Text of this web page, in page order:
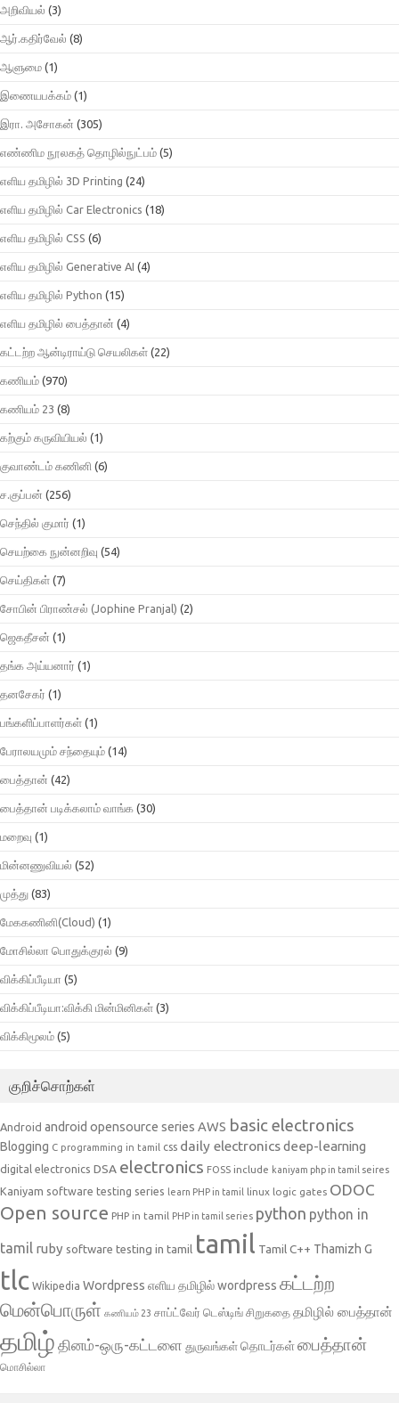
அறிவியல் (3)
ஆர்.கதிர்வேல் (8)
ஆளுமை (1)
இணையபக்கம் (1)
இரா. அசோகன் (305)
எண்ணிம நூலகத் தொழில்நுட்பம் (5)
எளிய தமிழில் 3D Printing (24)
எளிய தமிழில் Car Electronics (18)
எளிய தமிழில் CSS (6)
எளிய தமிழில் Generative AI (4)
எளிய தமிழில் Python (15)
எளிய தமிழில் பைத்தான் (4)
கட்டற்ற ஆன்டிராய்டு செயலிகள் (22)
கணியம் (970)
கணியம் 23 (8)
கற்கும் கருவியியல் (1)
குவாண்டம் கணினி (6)
ச.குப்பன் (256)
செந்தில் குமார் (1)
செயற்கை நுன்னறிவு (54)
செய்திகள் (7)
சோபின் பிராண்சல் (Jophine Pranjal) (2)
ஜெகதீசன் (1)
தங்க அய்யனார் (1)
தனசேகர் (1)
பங்களிப்பாளர்கள் (1)
பேராலயமும் சந்தையும் (14)
பைத்தான் (42)
பைத்தான் படிக்கலாம் வாங்க (30)
மறைவு (1)
மின்னணுவியல் (52)
முத்து (83)
மேககணினி(Cloud) (1)
மோசில்லா பொதுக்குரல் (9)
விக்கிப்பீடியா (5)
விக்கிப்பீடியா:விக்கி மின்மினிகள் (3)
விக்கிமூலம் (5)
குறிச்சொற்கள்
Android android opensource series AWS basic electronics
Blogging C programming in tamil css daily electronicsdeep-learning
digital electronics DSA electronics FOSS include kaniyam php in tamil seires
Kaniyam software testing series learn PHP in tamil linux logic gates ODOC
Open source PHP in tamil PHP in tamil series python python in
tamil ruby software testing in tamil tamil Tamil C++ Thamizh G
tlc Wikipedia Wordpress எளிய தமிழில் wordpress கட்டற்ற
மென்பொருள் கணியம் 23 சாப்ட்வேர் டெஸ்டிங் சிறுகதை தமிழில் பைத்தான்
தமிழ் தினம்-ஒரு-கட்டளை துருவங்கள் தொடர்கள்பைத்தான்
மொசில்லா